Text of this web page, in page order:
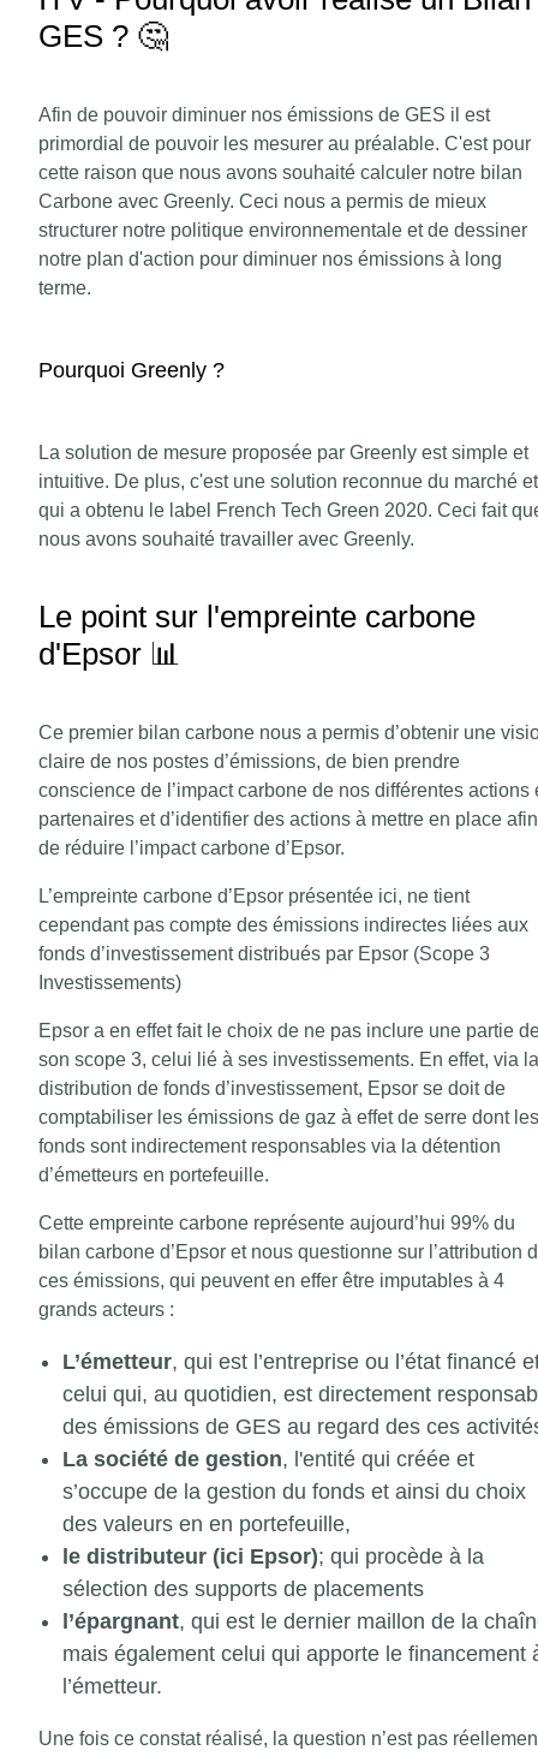
GES ? 🤔
Afin de pouvoir diminuer nos émissions de GES il est
primordial de pouvoir les mesurer au préalable. C'est pour
cette raison que nous avons souhaité calculer notre bilan
Carbone avec Greenly. Ceci nous a permis de mieux
structurer notre politique environnementale et de dessiner
notre plan d'action pour diminuer nos émissions à long
terme.
Pourquoi Greenly ?
La solution de mesure proposée par Greenly est simple et
intuitive. De plus, c'est une solution reconnue du marché et
qui a obtenu le label French Tech Green 2020. Ceci fait
nous avons souhaité travailler avec Greenly.
Le point sur l'empreinte carbone
d'Epsor 📊
Ce premier bilan carbone nous a permis d’obtenir une
claire de nos postes d’émissions, de bien prendre
conscience de l’impact carbone de nos différentes actions
partenaires et d’identifier des actions à mettre en place afin
de réduire l’impact carbone d’Epsor.
L’empreinte carbone d’Epsor présentée ici, ne tient
cependant pas compte des émissions indirectes liées aux
fonds d’investissement distribués par Epsor (Scope 3
Investissements)
Epsor a en effet fait le choix de ne pas inclure une partie
son scope 3, celui lié à ses investissements. En effet, via la
distribution de fonds d’investissement, Epsor se doit de
comptabiliser les émissions de gaz à effet de serre dont les
fonds sont indirectement responsables via la détention
d’émetteurs en portefeuille.
Cette empreinte carbone représente aujourd’hui 99% du
bilan carbone d’Epsor et nous questionne sur l’attribution
ces émissions, qui peuvent en effer être imputables à 4
grands acteurs :
L’émetteur, qui est l’entreprise ou l’état financé
celui qui, au quotidien, est directement
des émissions de GES au regard des ces
La société de gestion, l'entité qui créée et
s’occupe de la gestion du fonds et ainsi du choix
des valeurs en en portefeuille,
le distributeur (ici Epsor); qui procède à la
sélection des supports de placements
l’épargnant, qui est le dernier maillon de la
mais également celui qui apporte le financement
l’émetteur.
Une fois ce constat réalisé, la question n’est pas